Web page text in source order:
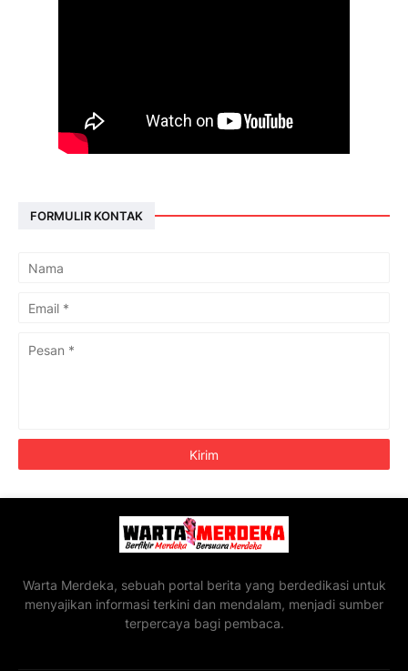
FORMULIR KONTAK
Warta Merdeka, sebuah portal berita yang berdedikasi untuk
menyajikan informasi terkini dan mendalam, menjadi sumber
terpercaya bagi pembaca.